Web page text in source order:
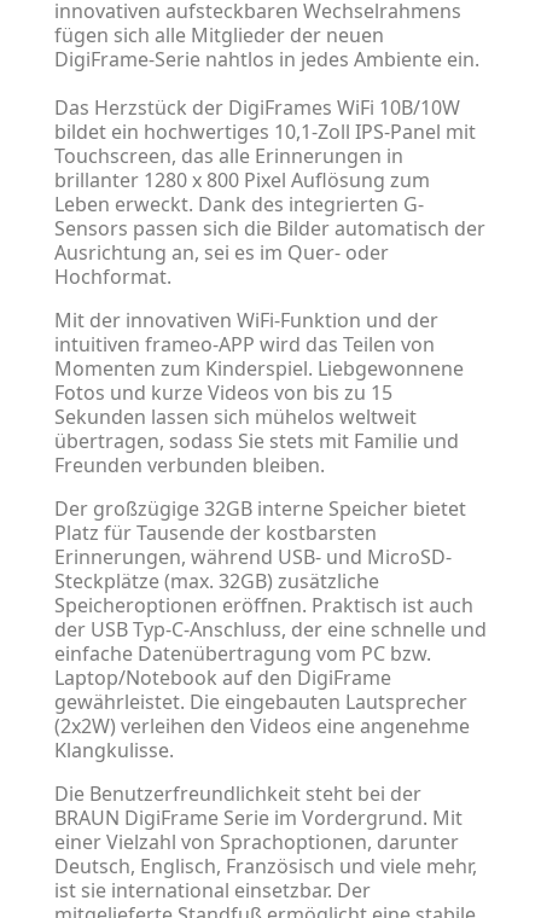
innovativen aufsteckbaren Wechselrahmens
fügen sich alle Mitglieder der neuen
DigiFrame-Serie nahtlos in jedes Ambiente ein.
Das Herzstück der DigiFrames WiFi 10B/10W
bildet ein hochwertiges 10,1-Zoll IPS-Panel mit
Touchscreen, das alle Erinnerungen in
brillanter 1280 x 800 Pixel Auflösung zum
Leben erweckt. Dank des integrierten G-
Sensors passen sich die Bilder automatisch der
Ausrichtung an, sei es im Quer- oder
Hochformat.
Mit der innovativen WiFi-Funktion und der
intuitiven frameo-APP wird das Teilen von
Momenten zum Kinderspiel. Liebgewonnene
Fotos und kurze Videos von bis zu 15
Sekunden lassen sich mühelos weltweit
übertragen, sodass Sie stets mit Familie und
Freunden verbunden bleiben.
Der großzügige 32GB interne Speicher bietet
Platz für Tausende der kostbarsten
Erinnerungen, während USB- und MicroSD-
Steckplätze (max. 32GB) zusätzliche
Speicheroptionen eröffnen. Praktisch ist auch
der USB Typ-C-Anschluss, der eine schnelle und
einfache Datenübertragung vom PC bzw.
Laptop/Notebook auf den DigiFrame
gewährleistet. Die eingebauten Lautsprecher
(2x2W) verleihen den Videos eine angenehme
Klangkulisse.
Die Benutzerfreundlichkeit steht bei der
BRAUN DigiFrame Serie im Vordergrund. Mit
einer Vielzahl von Sprachoptionen, darunter
Deutsch, Englisch, Französisch und viele mehr,
ist sie international einsetzbar. Der